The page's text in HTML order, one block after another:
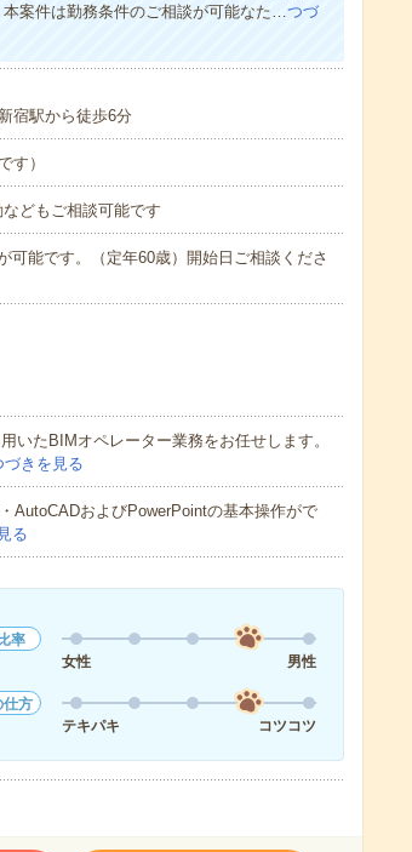
案件は勤務条件のご相談が可能なた…つづ
宿駅から徒歩6分
す）
どもご相談可能です
可能です。（定年60歳）開始日ご相談くださ
いたBIMオペレーター業務をお任せします。
づきを見る
AutoCADおよびPowerPointの基本操作がで
る
率
女性
男性
仕方
テキパキ
コツコツ